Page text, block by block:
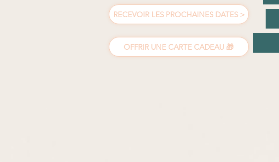
RECEVOIR LES PROCHAINES DATES >
OFFRIR UNE CARTE CADEAU 🎁